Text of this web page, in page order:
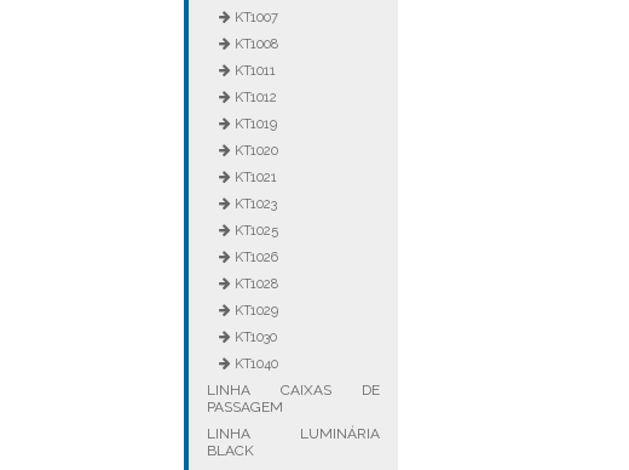
KT1007
KT1008
KT1011
KT1012
KT1019
KT1020
KT1021
KT1023
KT1025
KT1026
KT1028
KT1029
KT1030
KT1040
LINHA CAIXAS DE
PASSAGEM
LINHA LUMINÁRIA
BLACK